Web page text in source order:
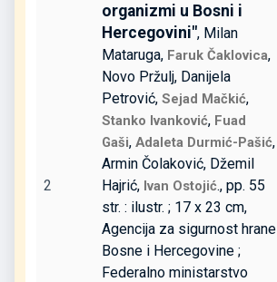
2
organizmi u Bosni i
Hercegovini", Milan
Mataruga, Faruk Čaklovica,
Novo Pržulj, Danijela
Petrović, Sejad Mačkić,
Stanko Ivanković, Fuad
Gaši, Adaleta Durmić-Pašić,
Armin Čolaković, Džemil
Hajrić, Ivan Ostojić., pp. 55
str. : ilustr. ; 17 x 23 cm,
Agencija za sigurnost hrane
Bosne i Hercegovine ;
Federalno ministarstvo